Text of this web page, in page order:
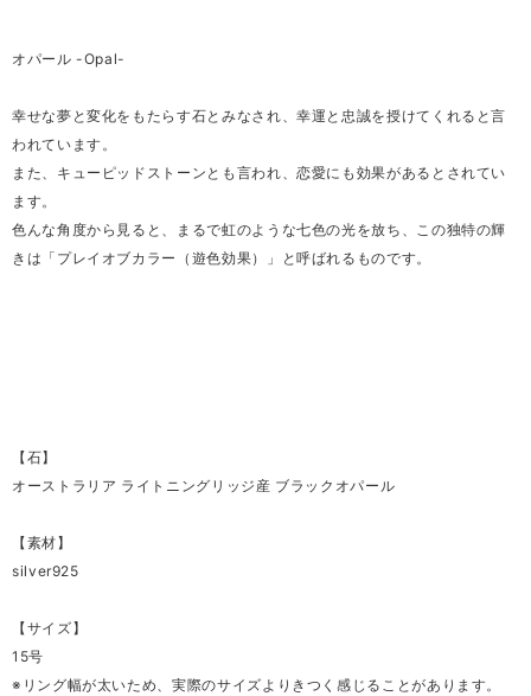
オパール -Opal-
幸せな夢と変化をもたらす石とみなされ、幸運と忠誠を授けてくれると言
われています。
また、キューピッドストーンとも言われ、恋愛にも効果があるとされてい
ます。
色んな角度から見ると、まるで虹のような七色の光を放ち、この独特の輝
きは「プレイオブカラー（遊色効果）」と呼ばれるものです。
【石】
オーストラリア ライトニングリッジ産 ブラックオパール
【素材】
silver925
【サイズ】
15号
※リング幅が太いため、実際のサイズよりきつく感じることがあります。